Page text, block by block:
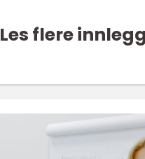
Les flere